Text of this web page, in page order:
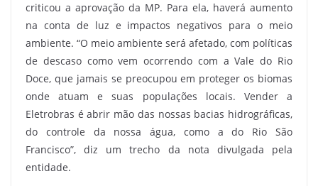
criticou a aprovação da MP. Para ela, haverá aumento
na conta de luz e impactos negativos para o meio
ambiente. “O meio ambiente será afetado, com políticas
de descaso como vem ocorrendo com a Vale do Rio
Doce, que jamais se preocupou em proteger os biomas
onde atuam e suas populações locais. Vender a
Eletrobras é abrir mão das nossas bacias hidrográficas,
do controle da nossa água, como a do Rio São
Francisco”, diz um trecho da nota divulgada pela
entidade.